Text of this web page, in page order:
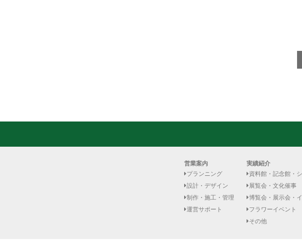
営業案内
プランニング
設計・デザイン
制作・施工・管理
運営サポート
実績紹介
資料館・記念館・
展覧会・文化催事
博覧会・展示会・
フラワーイベント
その他